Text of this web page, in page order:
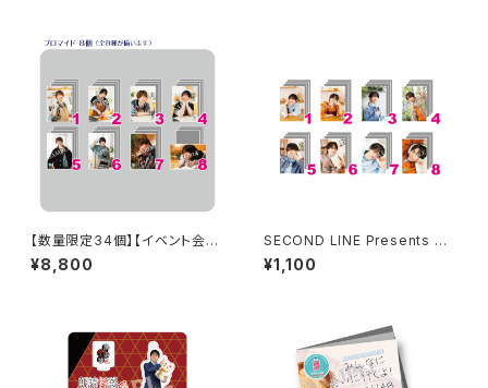
【数量限定34個】【イベント会場
特典付き】SECOND LINE Pre
sents みんなに会いに行くよ!
¥8,800
SECOND LINE Presents み
んなに会いに行くよ! 第43回 in
静岡 ブロマイド ※ランダム販
¥1,100